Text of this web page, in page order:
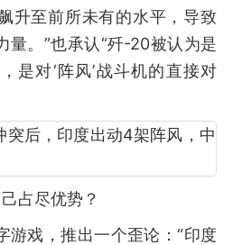
升至前所未有的水平，导致
量。”也承认“歼-20被认为是
是对‘阵风’战斗机的直接对
占尽优势？
游戏，推出一个歪论：“印度